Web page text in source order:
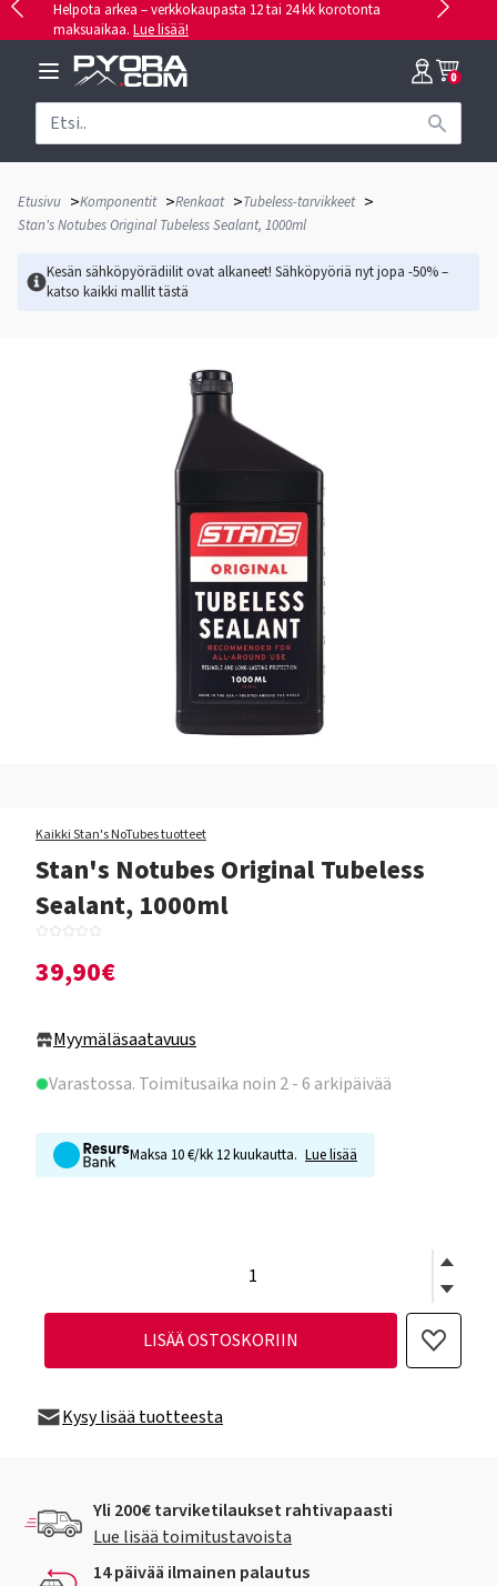
Helpota arkea – verkkokaupasta 12 tai 24 kk korotonta
maksuaikaa. Lue lisää!
0
Etusivu >Komponentit >Renkaat >Tubeless-tarvikkeet >
Stan's Notubes Original Tubeless Sealant, 1000ml
Kesän sähköpyörädiilit ovat alkaneet! Sähköpyöriä nyt jopa -50% –
katso kaikki mallittästä
Kaikki Stan's NoTubes tuotteet
Stan's Notubes Original Tubeless
Sealant, 1000ml
39,90€
Myymäläsaatavuus
Varastossa. Toimitusaika noin 2 - 6 arkipäivää
Maksa 10 €/kk 12 kuukautta. Lue lisää
LISÄÄ OSTOSKORIIN
Kysy lisää tuotteesta
Yli 200€ tarviketilaukset rahtivapaasti
Lue lisää toimitustavoista
14 päivää ilmainen palautus